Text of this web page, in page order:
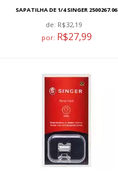
SAPATILHA DE 1/4 SINGER 2500267.06
de: R$32,19
por: R$27,99